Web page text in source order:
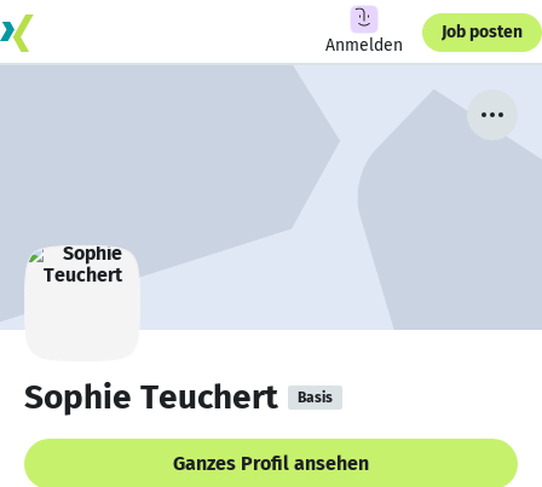
Anmelden
Job posten
Sophie Teuchert Basis
Ganzes Profil ansehen